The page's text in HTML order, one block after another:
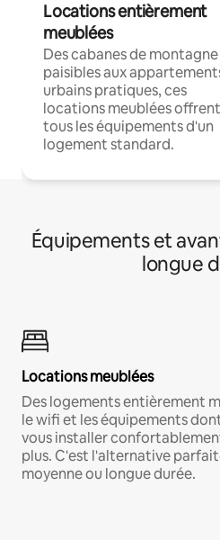
Locations entièrement
meublées
Des cabanes de montagne
paisibles aux
urbains pratiques, ces
locations meublées offrent
tous les équipements d'un
logement standard.
Équipements et
longue
Locations meublées
Des logements entièrement
le wifi et les équipements
vous installer
plus. C'est l'alternative
moyenne ou longue durée.